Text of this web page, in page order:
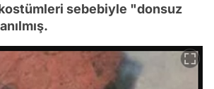
sebebiyle "donsuz